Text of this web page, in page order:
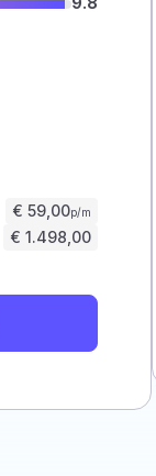
€ 59,00p/m
€ 1.498,00